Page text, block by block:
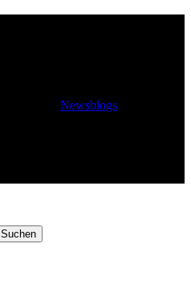
Newsblogs
Suchen